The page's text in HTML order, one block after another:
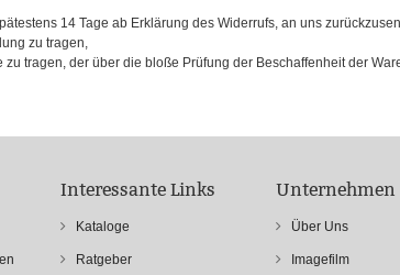
14 Tage ab Erklärung des Widerrufs, an uns
zu tragen,
zu tragen, der über die bloße Prüfung der Beschaffenheit der
Interessante Links
Kataloge
Ratgeber
Unternehmen
Über Uns
Imagefilm